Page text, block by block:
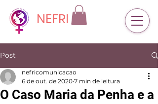
NEFRI
Post
O Caso Maria da Penha e a
nefricomunicacao
6 de out. de 2020 7 min de leitura